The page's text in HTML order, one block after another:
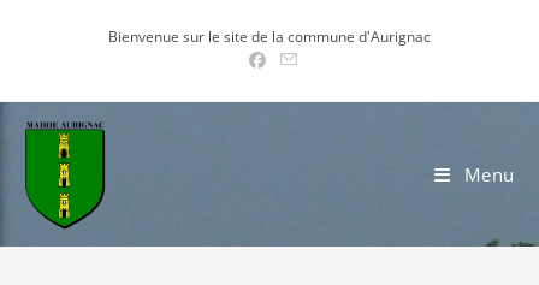
Bienvenue sur le site de la commune d'Aurignac
Menu